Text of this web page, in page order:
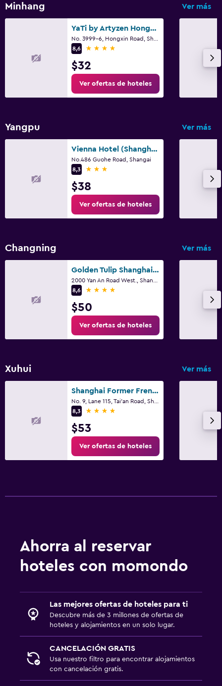
Minhang Ver más
YaTi by Artyzen Hongqiao Shanghai
8,6
4 estrellas
$32
Ver ofertas de hoteles
Yangpu Ver más
Vienna Hotel (Shanghai Wujiaochang)
No.486 Guohe Road, Shangai
8,3
3 estrellas
$38
Ver ofertas de hoteles
Changning Ver más
Golden Tulip Shanghai Rainbow
8,6
4 estrellas
$50
Ver ofertas de hoteles
Xuhui Ver más
Shanghai Former French Concession Garden Hotel
8,3
4 estrellas
$53
Ver ofertas de hoteles
Ahorra al reservar
hoteles con momondo
Las mejores ofertas de hoteles para ti
Descubre más de 3 millones de ofertas de
hoteles y alojamientos en un solo lugar.
CANCELACIÓN GRATIS
Usa nuestro filtro para encontrar alojamientos
con cancelación gratis.